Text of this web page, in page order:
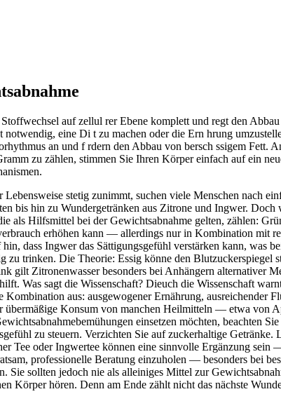
auf zellul rer Ebene komplett und regt den
notwendig, eine Di t zu machen oder die Ern hrung
an und f rdern den Abbau von bersch ssigem Fett.
zu zählen, stimmen Sie Ihren Körper einfach auf ein
stetig zunimmt, suchen viele Menschen nach
bis hin zu Wundergetränken aus Zitrone und Ingwer.
Hilfsmittel bei der Gewichtsabnahme gelten, zählen:
erhöhen kann — allerdings nur in Kombination mit
dass Ingwer das Sättigungsgefühl verstärken kann, was
zu trinken. Die Theorie: Essig könne den Blutzuckerspiegel
gilt Zitronenwasser besonders bei Anhängern alternativer
Was sagt die Wissenschaft? Dieuch die Wissenschaft
aus: ausgewogener Ernährung, ausreichender
übermäßige Konsum von manchen Heilmitteln — etwa von
einsetzen möchten, beachten
zu steuern. Verzichten Sie auf zuckerhaltige Getränke.
Tee oder Ingwertee können eine sinnvolle Ergänzung sein
professionelle Beratung einzuholen — besonders bei
sollten jedoch nie als alleiniges Mittel zur
Körper hören. Denn am Ende zählt nicht das nächste